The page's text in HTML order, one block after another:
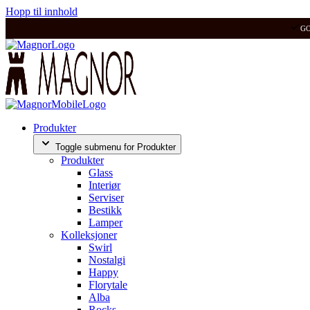
Hopp til innhold
Produkter
Toggle submenu for Produkter
Produkter
Glass
Interiør
Serviser
Bestikk
Lamper
Kolleksjoner
Swirl
Nostalgi
Happy
Florytale
Alba